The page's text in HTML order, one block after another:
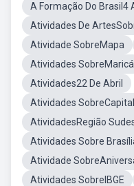
A Formação Do Brasil4
Atividades De
Atividade SobreMapa
Atividades SobreMaricá
Atividades22 De Abril
Atividades
AtividadesRegião
Atividades Sobre
Atividade
Atividades SobreIBGE